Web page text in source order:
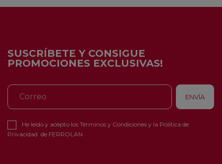
SUSCRÍBETE Y CONSIGUE
PROMOCIONES EXCLUSIVAS!
He leído y acepto los Términos y Condiciones y la Política de
Privacidad de FERROLAN